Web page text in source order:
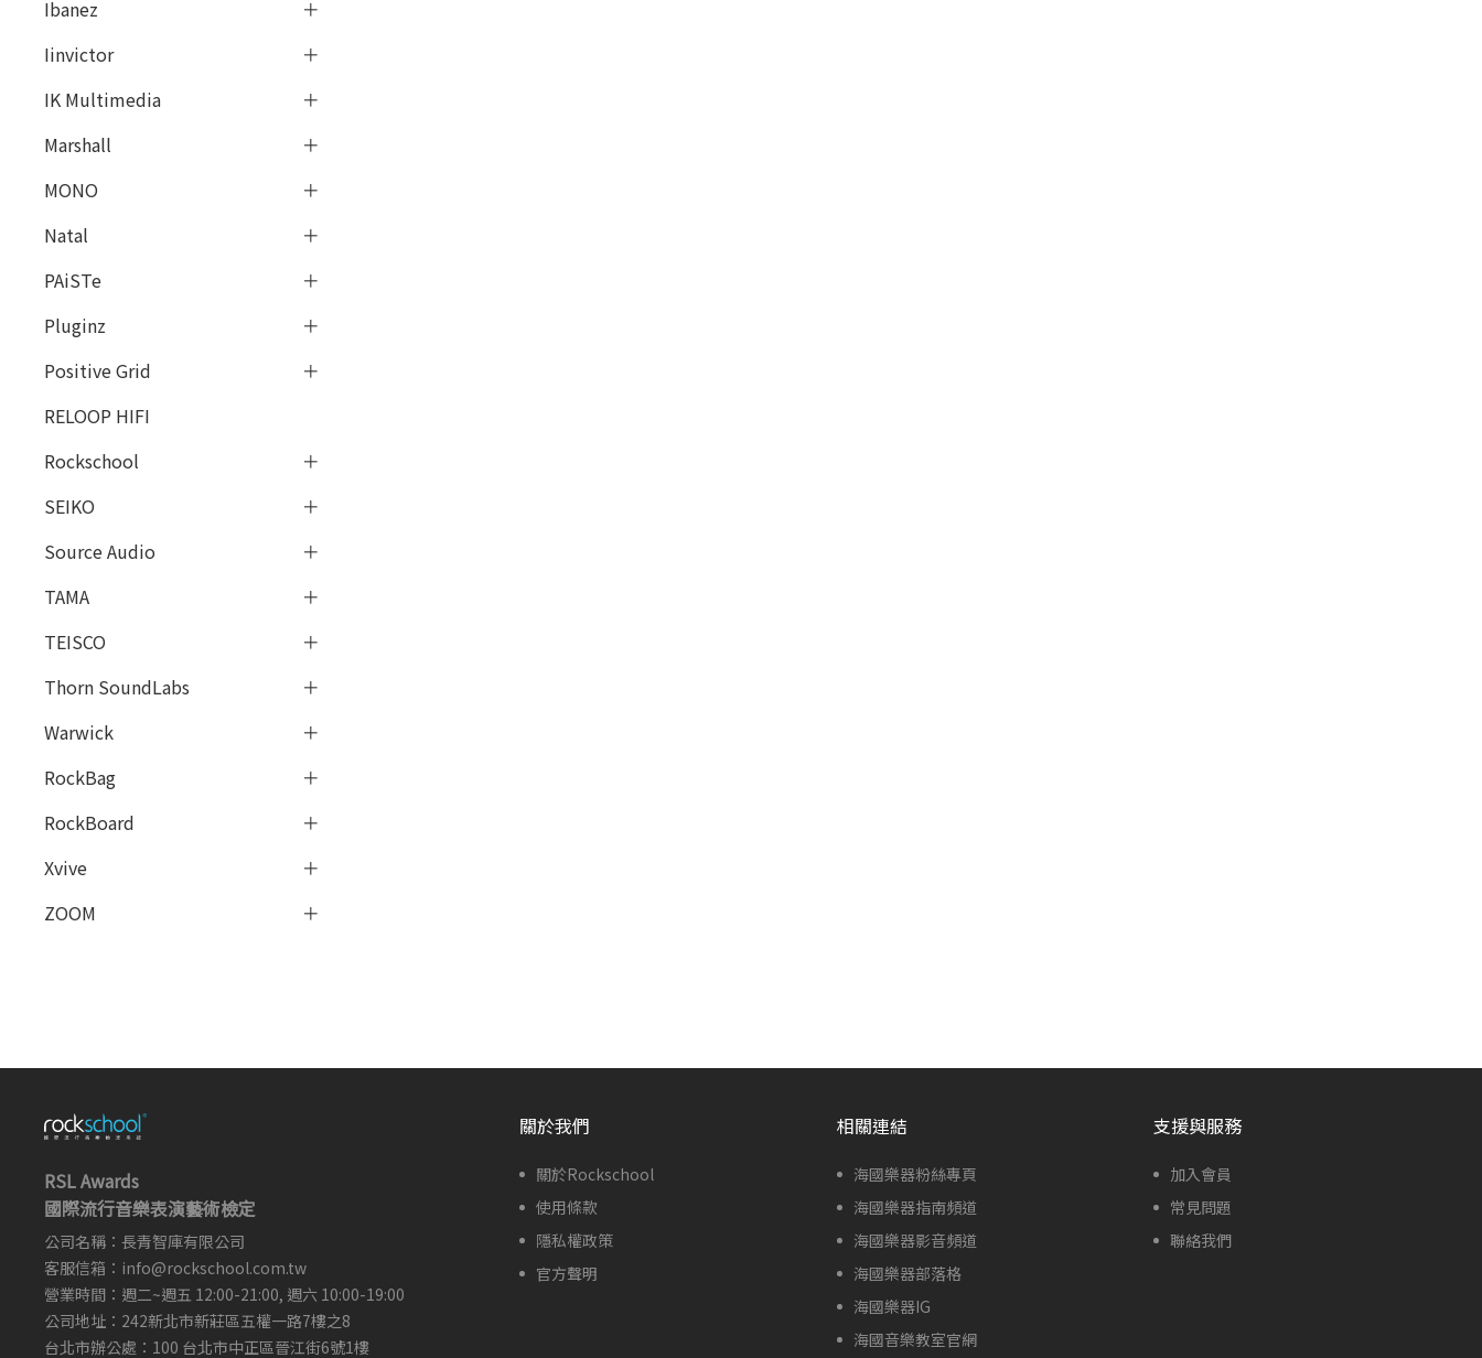
Ibanez
Iinvictor
IK Multimedia
Marshall
MONO
Natal
PAiSTe
Pluginz
Positive Grid
RELOOP HIFI
Rockschool
SEIKO
Source Audio
TAMA
TEISCO
Thorn SoundLabs
Warwick
RockBag
RockBoard
Xvive
ZOOM
RSL Awards
國際流行音樂表演藝術檢定
公司名稱：長青智庫有限公司
客服信箱： info@rockschool.com.tw ​
營業時間：週二~週五 12:00-21:00, 週六 10:00-19:00
公司地址：242新北市新莊區五權一路7樓之8
台北市辦公處：100 台北市中正區晉江街6號1樓
關於我們
關於Rockschool
使用條款
隱私權政策
官方聲明
相關連結
海國樂器粉絲專頁
海國樂器指南頻道
海國樂器影音頻道
海國樂器部落格
海國樂器IG
海國音樂教室官網
支援與服務
加入會員
常見問題
聯絡我們